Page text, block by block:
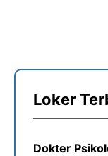
Loker
Dokter